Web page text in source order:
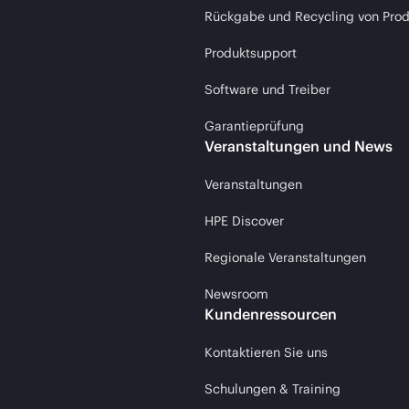
Rückgabe und Recycling von
Produktsupport
Software und Treiber
Garantieprüfung
Veranstaltungen und News
Veranstaltungen
HPE Discover
Regionale Veranstaltungen
Newsroom
Kundenressourcen
Kontaktieren Sie uns
Schulungen & Training